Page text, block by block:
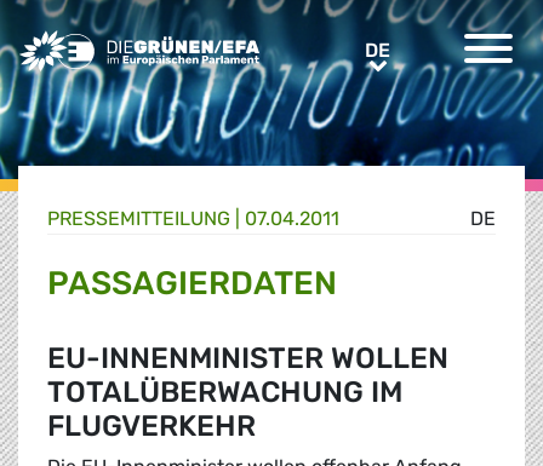
Greens/EFA Home DEDE
DE
PRESSE­MITTEILUNG 07.04.2011
PASSAGIERDATEN
EU-INNENMINISTER WOLLEN
TOTALÜBERWACHUNG IM
FLUGVERKEHR